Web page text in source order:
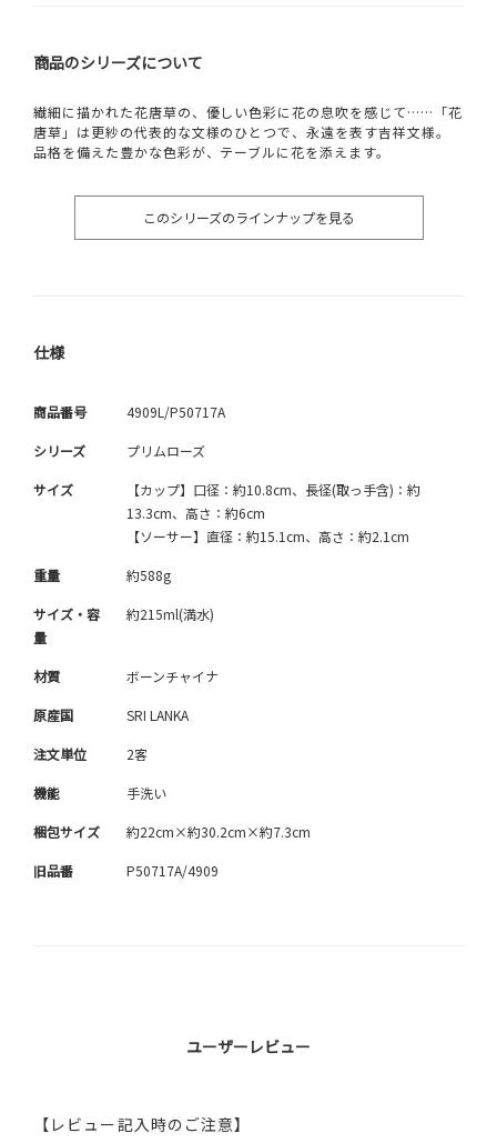
商品のシリーズについて
繊細に描かれた花唐草の、優しい色彩に花の息吹を感じて……「花
唐草」は更紗の代表的な文様のひとつで、永遠を表す吉祥文様。
品格を備えた豊かな色彩が、テーブルに花を添えます。
このシリーズのラインナップを見る
仕様
商品番号 4909L/P50717A
シリーズ プリムローズ
サイズ
【カップ】口径：約10.8cm、長径(取っ手含)：約
13.3cm、高さ：約6cm
【ソーサー】直径：約15.1cm、高さ：約2.1cm
重量 約588g
サイズ・容
量
約215ml(満水)
材質 ボーンチャイナ
原産国 SRI LANKA
注文単位 2客
機能 手洗い
梱包サイズ 約22cm×約30.2cm×約7.3cm
旧品番 P50717A/4909
ユーザーレビュー
【レビュー記入時のご注意】